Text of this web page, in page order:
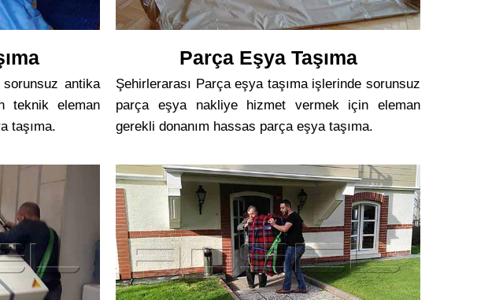
sorunsuz antika
teknik eleman
taşıma.
Parça Eşya Taşıma
Şehirlerarası Parça eşya taşıma işlerinde sorunsuz
parça eşya nakliye hizmet vermek için eleman
gerekli donanım hassas parça eşya taşıma.